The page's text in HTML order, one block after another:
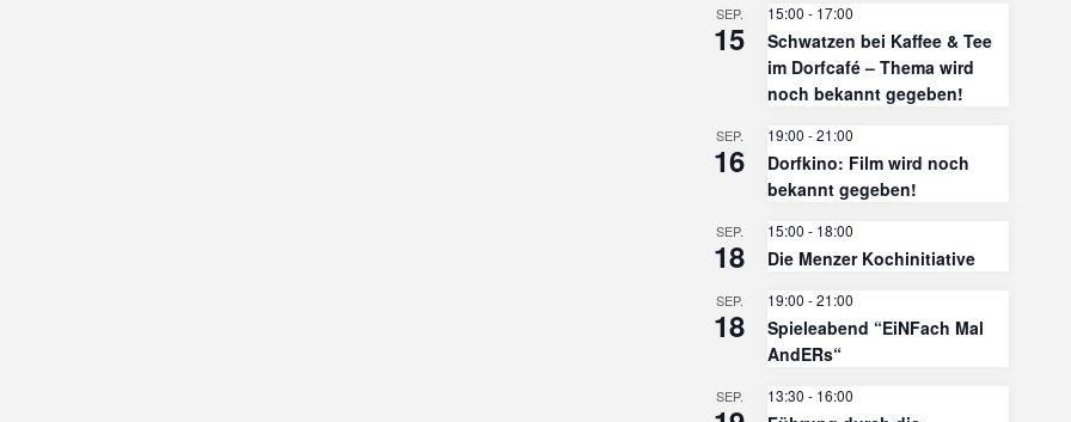
SEP.
15
15:00 - 17:00
Schwatzen bei Kaffee & Tee
im Dorfcafé – Thema wird
noch bekannt gegeben!
SEP.
16
19:00 -21:00
Dorfkino: Film wird noch
bekannt gegeben!
SEP.
18
15:00 - 18:00
Die Menzer Kochinitiative
SEP.
18
19:00 -21:00
Spieleabend “EiNFach Mal
AndERs“
SEP. 13:30 - 16:00